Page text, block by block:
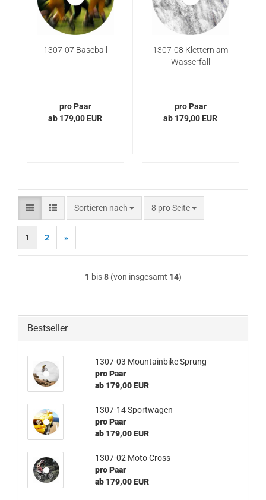
1307-07 Baseball
pro Paar
ab 179,00 EUR
1307-08 Klettern am
Wasserfall
pro Paar
ab 179,00 EUR
Sortieren nach
Sortieren nach 8 pro Seite
pro Seite
1 2 »
1 bis8(von insgesamt 14)
Bestseller
1307-03 Mountainbike Sprung
pro Paar
ab 179,00 EUR
1307-14 Sportwagen
pro Paar
ab 179,00 EUR
1307-02 Moto Cross
pro Paar
ab 179,00 EUR